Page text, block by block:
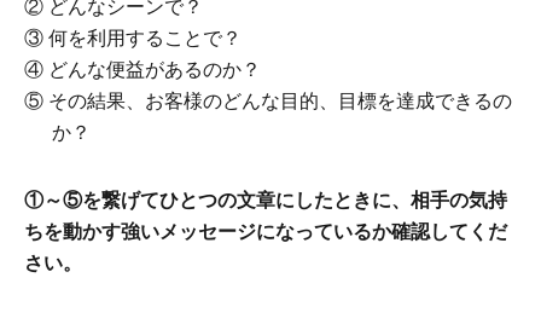
② どんなシーンで？
③ 何を利用することで？
④ どんな便益があるのか？
⑤ その結果、お客様のどんな目的、目標を達成できるの
か？
①～⑤を繋げてひとつの文章にしたときに、相手の気持
ちを動かす強いメッセージになっているか確認してくだ
さい。